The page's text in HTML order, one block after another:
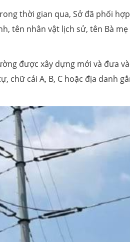
thời gian qua, Sở đã phối
tên nhân vật lịch sử, tên Bà mẹ
được xây dựng mới và đưa
chữ cái A, B, C hoặc địa danh